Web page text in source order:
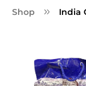
Shop India